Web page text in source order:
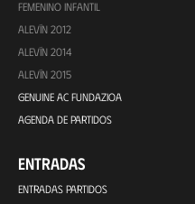
FEMENINO INFANTIL
ALEVÍN 2012
ALEVÍN 2014
ALEVÍN 2015
GENUINE AC FUNDAZIOA
AGENDA DE PARTIDOS
ENTRADAS
ENTRADAS PARTIDOS